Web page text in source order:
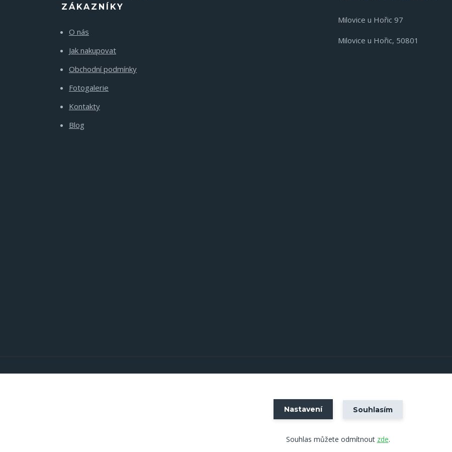
ZÁKAZNÍKY
O nás
Jak nakupovat
Obchodní podmínky
Fotogalerie
Kontakty
Blog
Milovice u Hořic 97
Milovice u Hořic, 50801
Nastavení Souhlasím
Souhlas můžete odmítnout zde.